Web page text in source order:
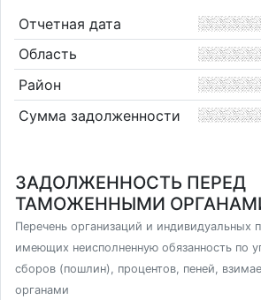
Отчетная дата
Область
Район
Сумма задолженности
ЗАДОЛЖЕННОСТЬ ПЕРЕД
ТАМОЖЕННЫМИ
Перечень организаций и индивидуальных
имеющих неисполненную обязанность по
сборов (пошлин), процентов, пеней,
органами